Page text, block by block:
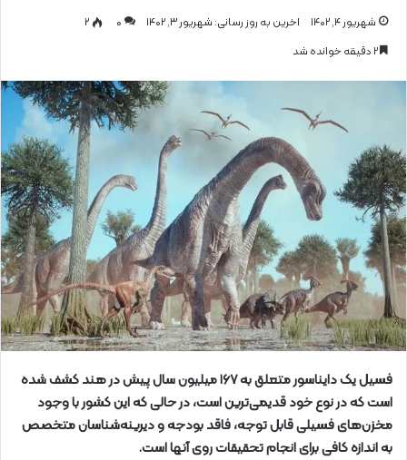
شهریور ۴, ۱۴۰۲ اخرین به روز رسانی: شهریور ۳, ۱۴۰۲ 0
۲
فسیل یک دایناسور متعلق به ۱۶۷ میلیون سال پیش در هند کشف شده
است که در نوع خود قدیمی‌ترین است، در حالی که این کشور با وجود
مخزن‌های فسیلی قابل توجه، فاقد بودجه و دیرینه‌شناسان متخصص
به اندازه کافی برای انجام تحقیقات روی آنها است.